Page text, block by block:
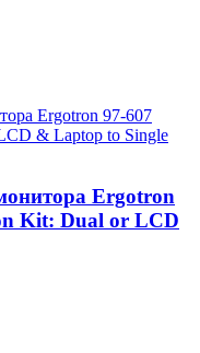
Ergotron
Kit: Dual or LCD